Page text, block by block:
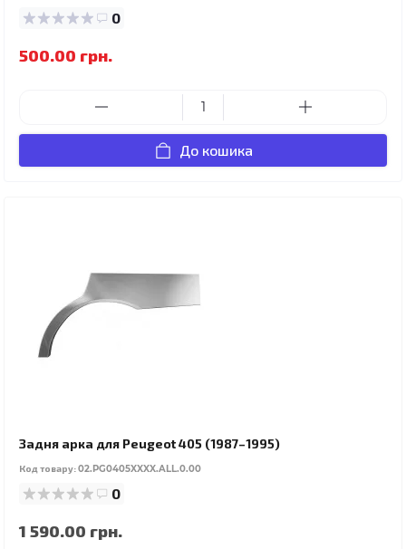
0
500.00 грн.
До кошика
Задня арка для Peugeot 405 (1987–1995)
Код товару:02.PG0405XXXX.ALL.0.00
0
1 590.00 грн.